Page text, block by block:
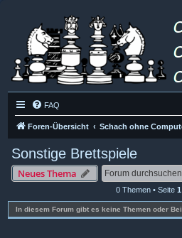
FAQ
Foren-Übersicht Schach ohne
Sonstige Brettspiele
Neues Thema
0 Themen • Seite 1
In diesem Forum gibt es keine Themen oder